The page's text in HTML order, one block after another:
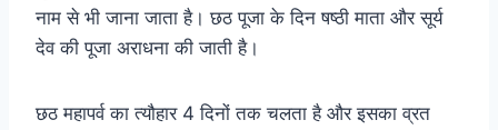
नाम से भी जाना जाता है। छठ पूजा के दिन षष्ठी माता और सूर्य
देव की पूजा अराधना की जाती है।
छठ महापर्व का त्यौहार 4 दिनों तक चलता है और इसका व्रत